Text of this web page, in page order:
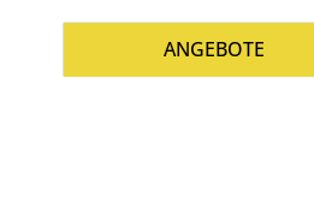
ANGEBOTE